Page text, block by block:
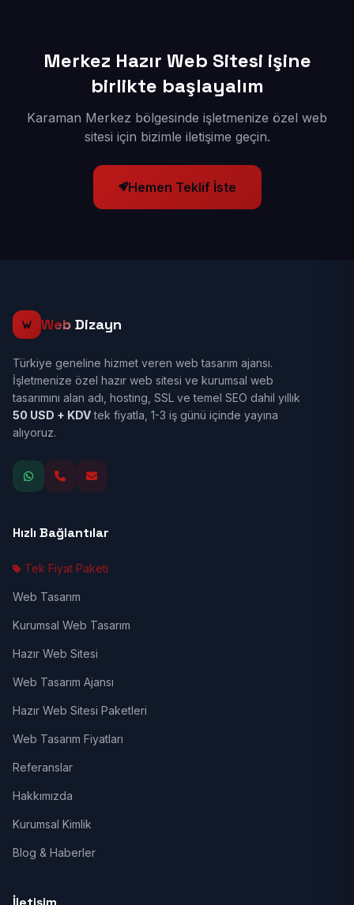
Merkez Hazır Web Sitesi işine
birlikte başlayalım
Karaman Merkez bölgesinde işletmenize özel web
sitesi için bizimle iletişime geçin.
Hemen Teklif İste
Web Dizayn
Türkiye geneline hizmet veren web tasarım ajansı.
İşletmenize özel hazır web sitesi ve kurumsal web
tasarımını alan adı, hosting, SSL ve temel SEO dahil yıllık
50 USD + KDVtek fiyatla, 1-3 iş günü içinde yayına
alıyoruz.
Hızlı Bağlantılar
Tek Fiyat Paketi
Web Tasarım
Kurumsal Web Tasarım
Hazır Web Sitesi
Web Tasarım Ajansı
Hazır Web Sitesi Paketleri
Web Tasarım Fiyatları
Referanslar
Hakkımızda
Kurumsal Kimlik
Blog & Haberler